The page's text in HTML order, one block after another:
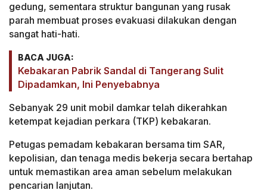
gedung, sementara struktur bangunan yang rusak
parah membuat proses evakuasi dilakukan dengan
sangat hati-hati.
BACA JUGA:
Kebakaran Pabrik Sandal di Tangerang Sulit
Dipadamkan, Ini Penyebabnya
Sebanyak 29 unit mobil damkar telah dikerahkan
ketempat kejadian perkara (TKP) kebakaran.
Petugas pemadam kebakaran bersama tim SAR,
kepolisian, dan tenaga medis bekerja secara bertahap
untuk memastikan area aman sebelum melakukan
pencarian lanjutan.